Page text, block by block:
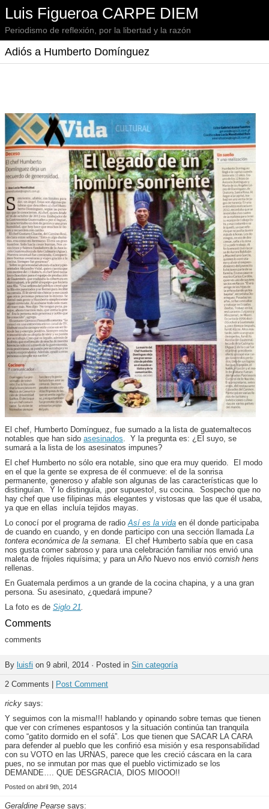
Luis Figueroa CARPE DIEM
Periodismo de reflexión, por la libertad y la razón
Adiós a Humberto Domínguez
El chef, Humberto Domínguez, fue sumado a la lista de guatemaltecos
notables que han sido asesinados. Y la pregunta es: ¿El suyo, se
sumará a la lista de los asesinatos impunes?
El chef Humberto no sólo era notable, sino que era muy querido. El modo
en el que la gente se expresa de él conmueve: el de la sonrisa
permanente, generoso y afable son algunas de las características que lo
distinguían. Y lo distinguía, ¡por supuesto!, su cocina. Sospecho que no
hay chef que use filipinas más elegantes y vistosas que las que él usaba,
ya que en ellas incluía tejidos mayas.
Lo conocí por el programa de radioAsí es la vida en él donde participaba
de cuando en cuando, y en donde participo con una sección llamada La
tontera económica de la semana. El chef Humberto sabía que en casa
nos gusta comer sabroso y para una celebración familiar nos envió una
maleta de frijoles riquísima; y para un Año Nuevo nos envió cornish hens
rellenas.
En Guatemala perdimos a un grande de la cocina chapina, y a una gran
persona. Su asesinato, ¿quedará impune?
La foto es de Siglo 21.
Comments
comments
By luisfi on 9 abril, 2014 · Posted in Sin categoría
2 Comments | Post Comment
ricky says:
Y seguimos con la misma!!! hablando y opinando sobre temas que tienen
que ver con crímenes espantosos y la situación continúa tan tranquila
como “gatito dormido en el sofá”. Los que tienen que SACAR LA CARA
para defender al pueblo que les confirió esa misión y esa responsabilidad
con su VOTO en las URNAS, parece que les creció cáscara en la cara
pues, no se inmutan por mas que el pueblo victimizado se los
DEMANDE…. QUE DESGRACIA, DIOS MIOOO!!
Posted on abril 9th, 2014
Geraldine Pearse says: